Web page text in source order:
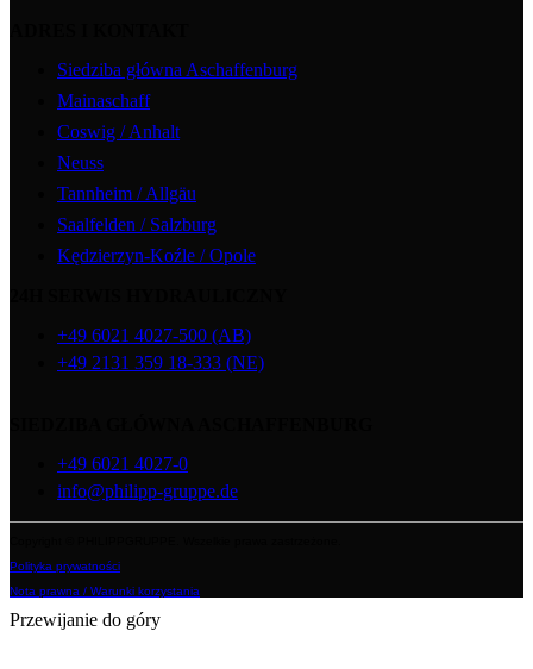
Siedziba główna Aschaffenburg
Mainaschaff
Coswig / Anhalt
Neuss
Tannheim / Allgäu
Saalfelden / Salzburg
Kędzierzyn-Koźle / Opole
+49 6021 4027-500 (AB)
+49 2131 359 18-333 (NE)
+49 6021 4027-0
info@philipp-gruppe.de
Polityka prywatności
Nota prawna / Warunki korzystania
Przewijanie do góry